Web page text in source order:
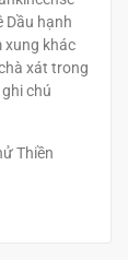
Dầu hạnh
xung khác
xát trong
chú
Thiền